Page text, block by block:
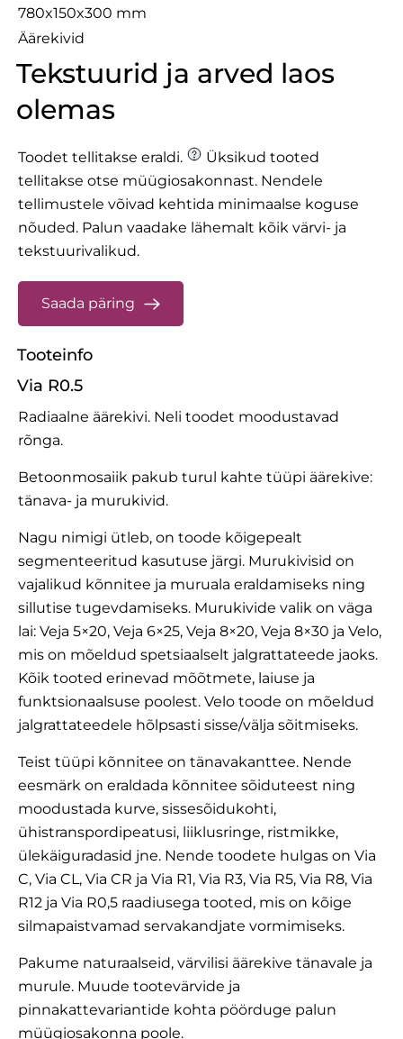
780x150x300 mm
Äärekivid
Tekstuurid ja arved laos
olemas
Toodet tellitakse eraldi.
Üksikud tooted
tellitakse otse müügiosakonnast. Nendele
tellimustele võivad kehtida minimaalse koguse
nõuded. Palun vaadake lähemalt kõik värvi- ja
tekstuurivalikud.
Saada päring
Tooteinfo
Via R0.5
Radiaalne äärekivi. Neli toodet moodustavad
rõnga.
Betoonmosaiik pakub turul kahte tüüpi äärekive:
tänava- ja murukivid.
Nagu nimigi ütleb, on toode kõigepealt
segmenteeritud kasutuse järgi. Murukivisid on
vajalikud kõnnitee ja muruala eraldamiseks ning
sillutise tugevdamiseks. Murukivide valik on väga
lai: Veja 5×20, Veja 6×25, Veja 8×20, Veja 8×30 ja Velo,
mis on mõeldud spetsiaalselt jalgrattateede jaoks.
Kõik tooted erinevad mõõtmete, laiuse ja
funktsionaalsuse poolest. Velo toode on mõeldud
jalgrattateedele hõlpsasti sisse/välja sõitmiseks.
Teist tüüpi kõnnitee on tänavakanttee. Nende
eesmärk on eraldada kõnnitee sõiduteest ning
moodustada kurve, sissesõidukohti,
ühistranspordipeatusi, liiklusringe, ristmikke,
ülekäiguradasid jne. Nende toodete hulgas on Via
C, Via CL, Via CR ja Via R1, Via R3, Via R5, Via R8, Via
R12 ja Via R0,5 raadiusega tooted, mis on kõige
silmapaistvamad servakandjate vormimiseks.
Pakume naturaalseid, värvilisi äärekive tänavale ja
murule. Muude tootevärvide ja
pinnakattevariantide kohta pöörduge palun
müügiosakonna poole.